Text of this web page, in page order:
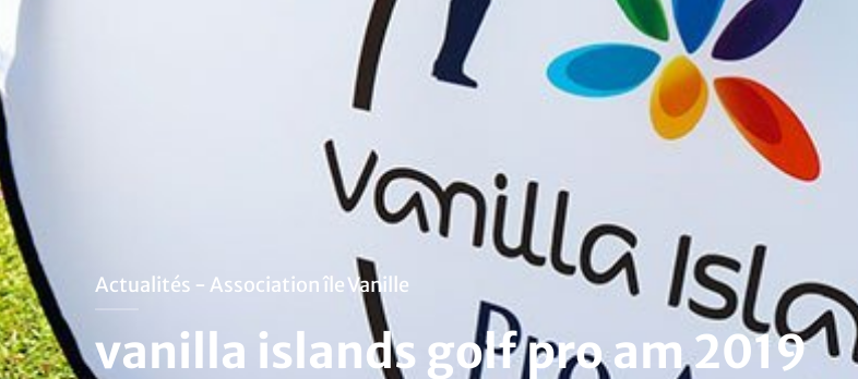
Actualités - Association île Vanille
vanilla islands golf pro am 2019